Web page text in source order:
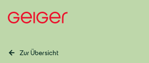
Zur Übersicht